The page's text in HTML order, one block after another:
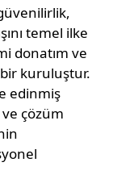
temel ilke
donatım ve
kuruluştur.
edinmiş
çözüm